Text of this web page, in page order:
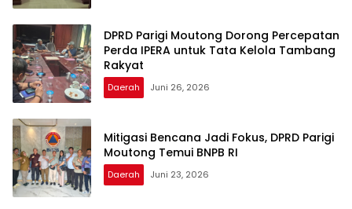
DPRD Parigi Moutong Dorong Percepatan
Perda IPERA untuk Tata Kelola Tambang
Rakyat
Daerah Juni 26, 2026
Mitigasi Bencana Jadi Fokus, DPRD Parigi
Moutong Temui BNPB RI
Daerah Juni 23, 2026